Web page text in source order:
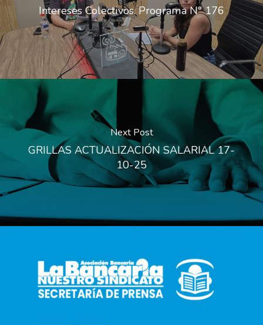
Intereses Colectivos. Programa N° 176
Next Post
GRILLAS ACTUALIZACIÓN SALARIAL 17-
10-25